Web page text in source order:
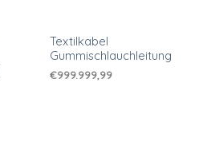
Textilkabel
Gummischlauchleitung
€999.999,99